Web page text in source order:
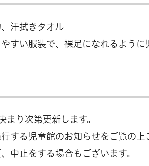
汗拭きタオル
すい服装で、裸足になれるように
まり次第更新します。
する児童館のお知らせをご覧の上
中止をする場合もございます。